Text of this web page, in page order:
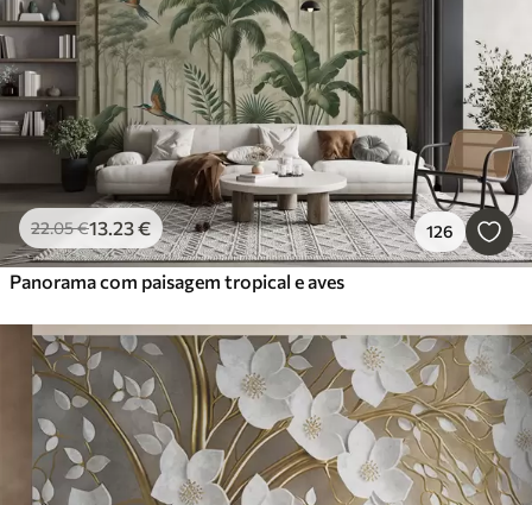
22.05€13.23€ 126
Panorama com paisagem tropical e aves